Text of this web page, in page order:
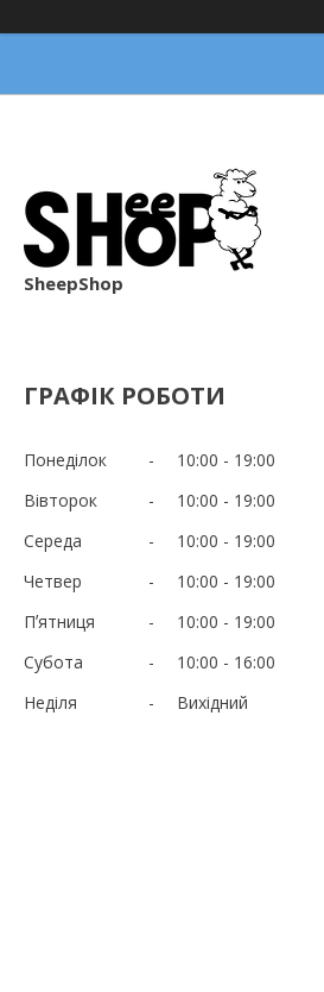
SheepShop
ГРАФІК РОБОТИ
Понеділок 10:00
19:00
Вівторок
10:00
19:00
Середа
10:00
19:00
Четвер
10:00
19:00
Пʼятниця
10:00
19:00
Субота
10:00
16:00
Неділя
Вихідний